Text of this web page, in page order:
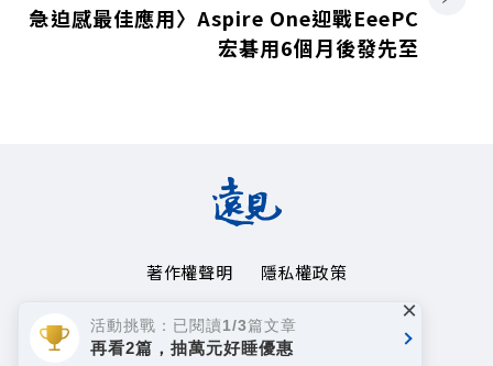
急迫感最佳應用〉Aspire One迎戰EeePC
宏碁用6個月後發先至
著作權聲明
隱私權政策
Copyright© 1999~2026
遠見天下文化事業群. All rights reserved.
活動挑戰：已閱讀1/3篇文章
再看2篇，抽萬元好睡優惠
×